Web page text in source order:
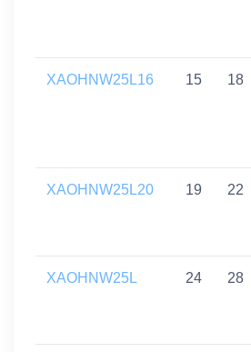
XAOHNW25L16 15 18
XAOHNW25L20 19 22
XAOHNW25L 24 28